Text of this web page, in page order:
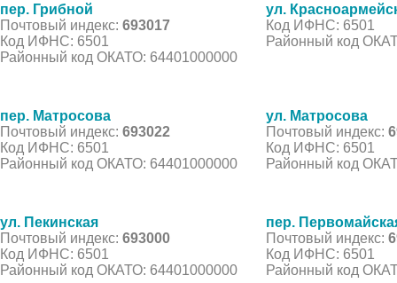
пер. Грибной
Почтовый индекс: 693017
Код ИФНС: 6501
Районный код ОКАТО: 64401000000
ул.
Код ИФНС: 6501
Районный код
пер. Матросова
Почтовый индекс: 693022
Код ИФНС: 6501
Районный код ОКАТО: 64401000000
ул. Матросова
Почтовый индекс:
Код ИФНС: 6501
Районный код
ул. Пекинская
Почтовый индекс: 693000
Код ИФНС: 6501
Районный код ОКАТО: 64401000000
пер.
Почтовый индекс:
Код ИФНС: 6501
Районный код